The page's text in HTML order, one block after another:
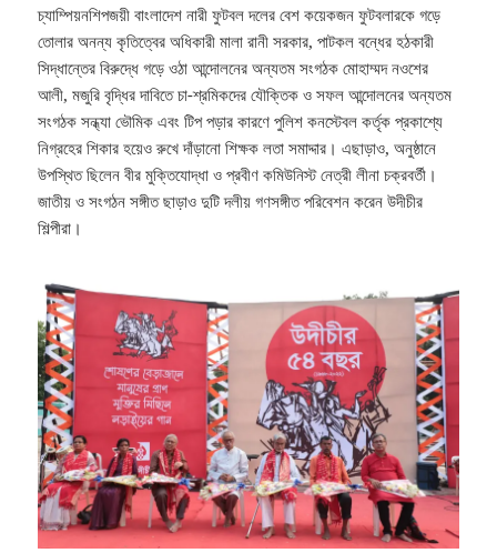
চ্যাম্পিয়নশিপজয়ী বাংলাদেশ নারী ফুটবল দলের বেশ কয়েকজন ফুটবলারকে গড়ে
তোলার অনন্য কৃতিত্বের অধিকারী মালা রানী সরকার, পাটকল বন্ধের হঠকারী
সিদ্ধান্তের বিরুদ্ধে গড়ে ওঠা আন্দোলনের অন্যতম সংগঠক মোহাম্মদ নওশের
আলী, মজুরি বৃদ্ধির দাবিতে চা-শ্রমিকদের যৌক্তিক ও সফল আন্দোলনের অন্যতম
সংগঠক সন্ধ্যা ভৌমিক এবং টিপ পড়ার কারণে পুলিশ কনস্টেবল কর্তৃক প্রকাশ্যে
নিগ্রহের শিকার হয়েও রুখে দাঁড়ানো শিক্ষক লতা সমাদ্দার। এছাড়াও, অনুষ্ঠানে
উপস্থিত ছিলেন বীর মুক্তিযোদ্ধা ও প্রবীণ কমিউনিস্ট নেত্রী লীনা চক্রবর্তী।
জাতীয় ও সংগঠন সঙ্গীত ছাড়াও দুটি দলীয় গণসঙ্গীত পরিবেশন করেন উদীচীর
শিল্পীরা।